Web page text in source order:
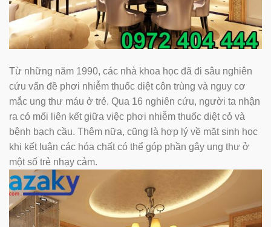
Từ những năm 1990, các nhà khoa học đã đi sâu nghiên
cứu vấn đề phơi nhiễm thuốc diệt côn trùng và nguy cơ
mắc ung thư máu ở trẻ. Qua 16 nghiên cứu, người ta nhận
ra có mối liên kết giữa việc phơi nhiễm thuốc diệt cỏ và
bệnh bạch cầu. Thêm nữa, cũng là hợp lý về mặt sinh học
khi kết luận các hóa chất có thể góp phần gây ung thư ở
một số trẻ nhạy cảm.